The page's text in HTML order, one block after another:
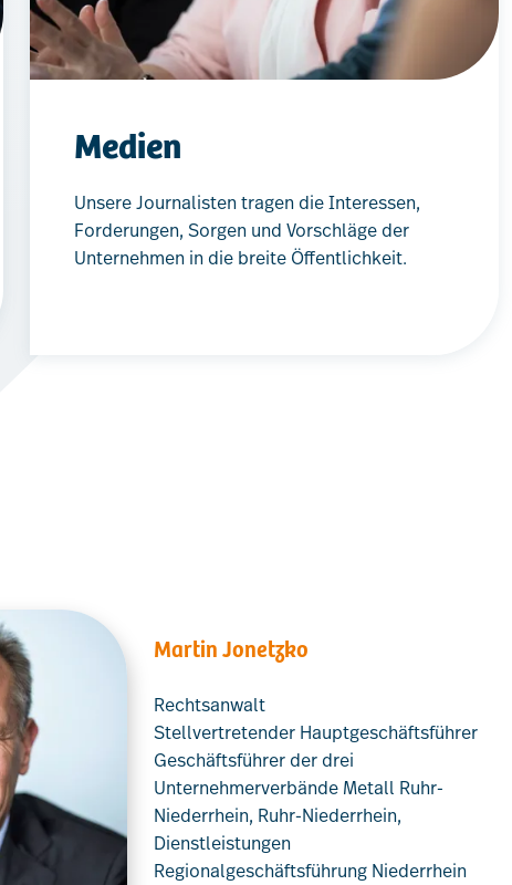
Kontakt
Medien
Unsere Journalisten tragen die Interessen,
Forderungen, Sorgen und Vorschläge der
Unternehmen in die breite Öffentlichkeit.
Martin Jonetzko
Rechtsanwalt
Stellvertretender Hauptgeschäftsführer
Geschäftsführer der drei
Unternehmerverbände Metall Ruhr-
Niederrhein, Ruhr-Niederrhein,
Dienstleistungen
Regionalgeschäftsführung Niederrhein